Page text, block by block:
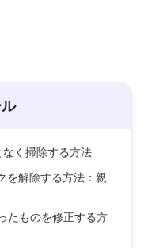
く掃除する方法
を解除する方法：親
たものを修正する方